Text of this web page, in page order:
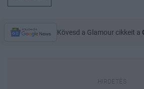
Kövesd a Glamour cikkeit a